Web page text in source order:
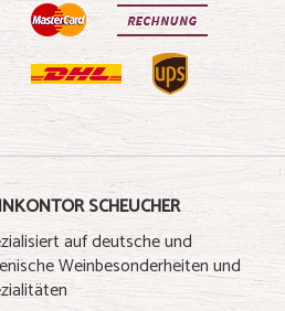
SCHEUCHER
auf deutsche und
Weinbesonderheiten und